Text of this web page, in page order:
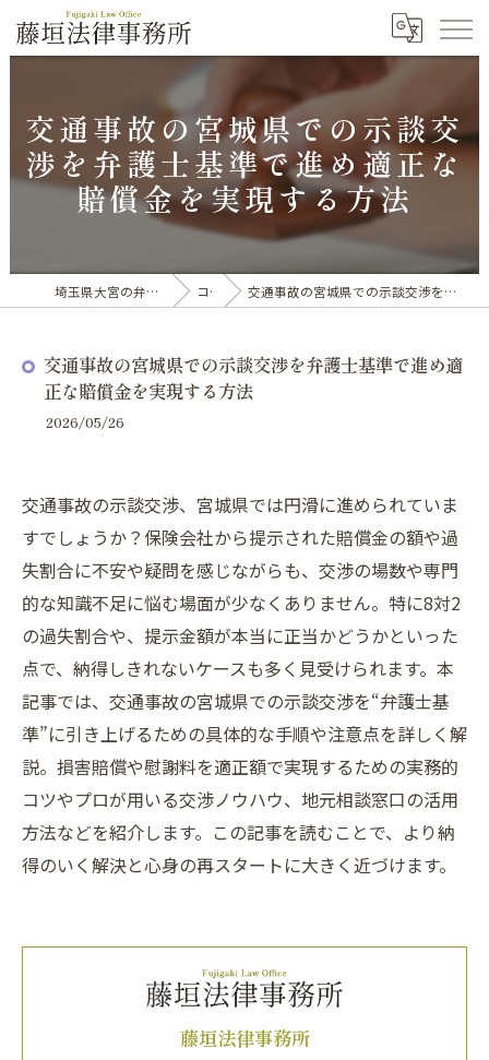
交通事故の宮城県での示談交
渉を弁護士基準で進め適正な
賠償金を実現する方法
埼玉県大宮の弁護士なら藤垣法律事務所 コラム 交通事故の宮城県での示談交渉を弁護士基準で進め適正な賠償金を実現する方法
交通事故の宮城県での示談交渉を弁護士基準で進め適
正な賠償金を実現する方法
2026/05/26
交通事故の示談交渉、宮城県では円滑に進められていま
すでしょうか？保険会社から提示された賠償金の額や過
失割合に不安や疑問を感じながらも、交渉の場数や専門
的な知識不足に悩む場面が少なくありません。特に8対2
の過失割合や、提示金額が本当に正当かどうかといった
点で、納得しきれないケースも多く見受けられます。本
記事では、交通事故の宮城県での示談交渉を“弁護士基
準”に引き上げるための具体的な手順や注意点を詳しく解
説。損害賠償や慰謝料を適正額で実現するための実務的
コツやプロが用いる交渉ノウハウ、地元相談窓口の活用
方法などを紹介します。この記事を読むことで、より納
得のいく解決と心身の再スタートに大きく近づけます。
藤垣法律事務所